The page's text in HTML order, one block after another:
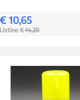
10,65
€ 14,20